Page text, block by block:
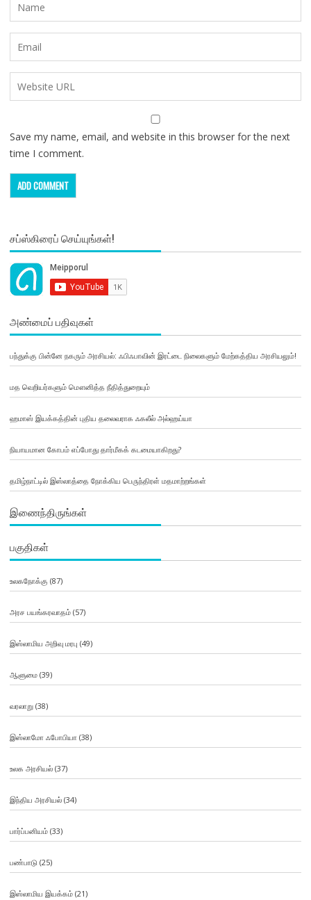
Save my name, email, and website in this browser for the next
time I comment.
சப்ஸ்கிரைப் செய்யுங்கள்!
அண்மைப் பதிவுகள்
பந்துக்கு பின்னே நகரும் அரசியல்: ஃபிஃபாவின் இரட்டை நிலைகளும் மேற்கத்திய அரசியலும்!
மத வெறியர்களும் மௌனித்த நீதித்துறையும்
ஹமாஸ் இயக்கத்தின் புதிய தலைவராக ஃகலீல் அல்ஹய்யா
நியாயமான கோபம் எப்போது தார்மீகக் கடமையாகிறது?
தமிழ்நாட்டில் இஸ்லாத்தை நோக்கிய பெருந்திரள் மதமாற்றங்கள்
இணைந்திருங்கள்
பகுதிகள்
உலகநோக்கு (87)
அரச பயங்கரவாதம்(57)
இஸ்லாமிய அறிவு மரபு (49)
ஆளுமை(39)
வரலாறு(38)
இஸ்லாமோ ஃபோபியா (38)
உலக அரசியல்(37)
இந்திய அரசியல்(34)
பார்ப்பனியம்(33)
பண்பாடு(25)
இஸ்லாமிய இயக்கம்(21)